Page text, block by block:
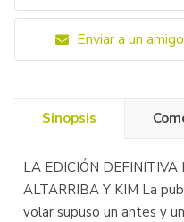
Enviar a un amigo
Sinopsis
LA EDICIÓN
ALTARRIBA Y KIM La
volar supuso un antes y